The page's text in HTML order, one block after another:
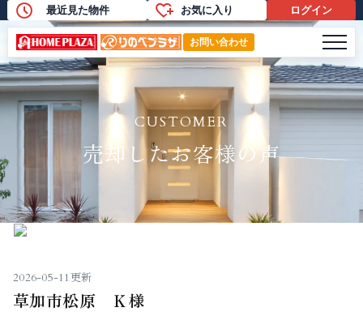
最近見た物件 お気に入り ログイン
お問い合わせ メニ
売却したお客様の声
CUSTOMER
売却したお客様の声
2026-05-11更新
草加市松原 Ｋ様